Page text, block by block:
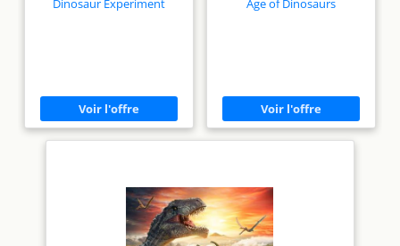
Dinosaur Experiment Age of Dinosaurs